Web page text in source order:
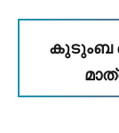
കുടുംബ